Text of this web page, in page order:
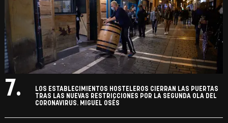
7.
LOS ESTABLECIMIENTOS HOSTELEROS CIERRAN LAS PUERTAS
TRAS LAS NUEVAS RESTRICCIONES POR LA SEGUNDA OLA DEL
CORONAVIRUS. MIGUEL OSÉS